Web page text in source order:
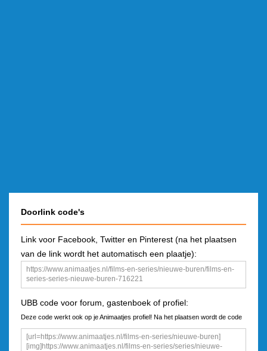
Doorlink code's
Link voor Facebook, Twitter en Pinterest (na het plaatsen
van de link wordt het automatisch een plaatje):
UBB code voor forum, gastenboek of profiel:
Deze code werkt ook op je Animaatjes profiel! Na het plaatsen wordt de code
een plaatje